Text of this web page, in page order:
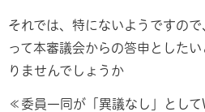
それでは、特にないようですの
って本審議会からの答申とした
りませんでしょうか
≪委員一同が「異議なし」とし